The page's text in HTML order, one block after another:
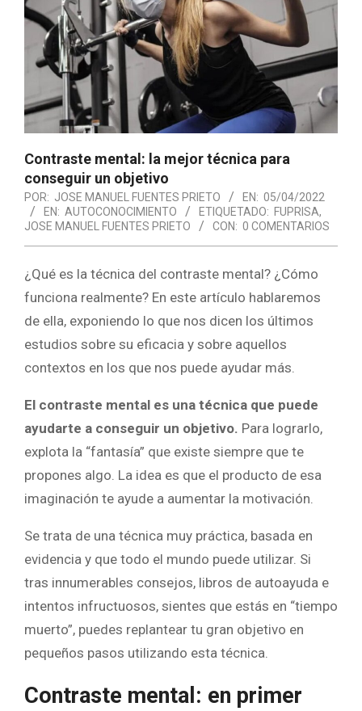
Contraste mental: la mejor técnica para
conseguir un objetivo
POR: JOSE MANUEL FUENTES PRIETO EN: 05/04/2022
EN: AUTOCONOCIMIENTO ETIQUETADO: FUPRISA,
JOSE MANUEL FUENTES PRIETO
CON: 0 COMENTARIOS
¿Qué es la técnica del contraste mental? ¿Cómo
funciona realmente? En este artículo hablaremos
de ella, exponiendo lo que nos dicen los últimos
estudios sobre su eficacia y sobre aquellos
contextos en los que nos puede ayudar más.
El contraste mental es una técnica que puede
ayudarte a conseguir un objetivo. Para lograrlo,
explota la “fantasía” que existe siempre que te
propones algo. La idea es que el producto de esa
imaginación te ayude a aumentar la motivación.
Se trata de una técnica muy práctica, basada en
evidencia y que todo el mundo puede utilizar. Si
tras innumerables consejos, libros de autoayuda e
intentos infructuosos, sientes que estás en “tiempo
muerto”, puedes replantear tu gran objetivo en
pequeños pasos utilizando esta técnica.
Contraste mental: en primer